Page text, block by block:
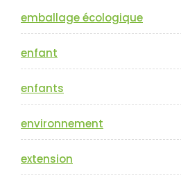
emballage écologique
enfant
enfants
environnement
extension